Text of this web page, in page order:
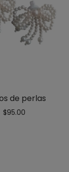
de perlas
$95.00